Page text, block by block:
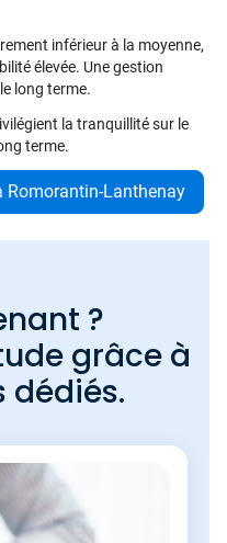
inférieur à la moyenne,
élevée. Une gestion
long terme.
la tranquillité sur le
terme.
Romorantin-Lanthenay
?
grâce à
dédiés.